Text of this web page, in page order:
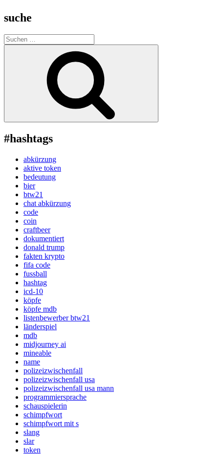
suche
Suche
nach:
#hashtags
abkürzung
aktive token
bedeutung
bier
btw21
chat abkürzung
code
coin
craftbeer
dokumentiert
donald trump
fakten krypto
fifa code
fussball
hashtag
icd-10
köpfe
köpfe mdb
listenbewerber btw21
länderspiel
mdb
midjourney ai
mineable
name
polizeizwischenfall
polizeizwischenfall usa
polizeizwischenfall usa mann
programmiersprache
schauspielerin
schimpfwort
schimpfwort mit s
slang
slar
token